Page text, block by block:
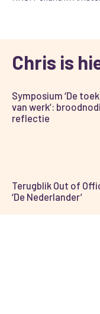
Chris is
Symposium ‘De
van werk’:
reflectie
Terugblik Out of
‘De Nederlander’